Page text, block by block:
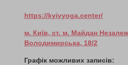
https://kyivyoga.center/
м. Київ, ст. м. Майдан
Володимирська, 18/2
Графік можливих записів: